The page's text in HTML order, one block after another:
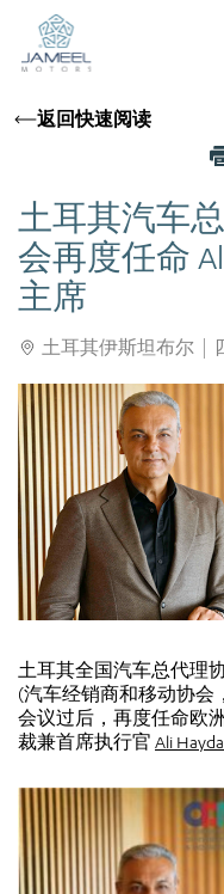
返回快速阅读
土耳其汽车
会再度任命
主席
土耳其伊斯坦布尔
土耳其全国汽车总代理
(汽车经销商和移动协会
会议过后，再度任命欧
裁兼首席执行官 Ali